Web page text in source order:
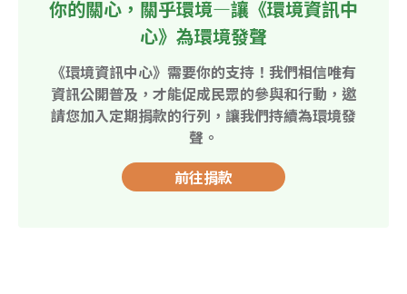
你的關心，關乎環境—讓《環境資訊中
心》為環境發聲
《環境資訊中心》需要你的支持！我們相信唯有
資訊公開普及，才能促成民眾的參與和行動，邀
請您加入定期捐款的行列，讓我們持續為環境發
聲。
前往捐款